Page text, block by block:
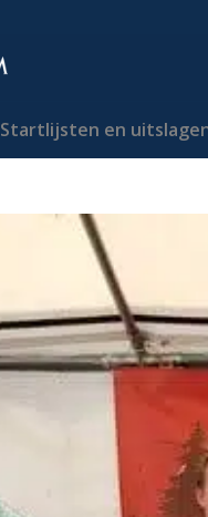
Startlijsten en